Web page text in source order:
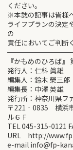
ください。
※本誌の記事は皆様
ライフプランの決定
の
責任においてご判断
『かもめのひろば
発行人：仁科 眞雄
編集人：鈴木 榮三郎
編集長：中澤 英雄
発行所：神奈川県フ
〒221‐0835 横浜
ル６Ｆ
TEL 045-315-0121
URL http://
e-mail info@fp-